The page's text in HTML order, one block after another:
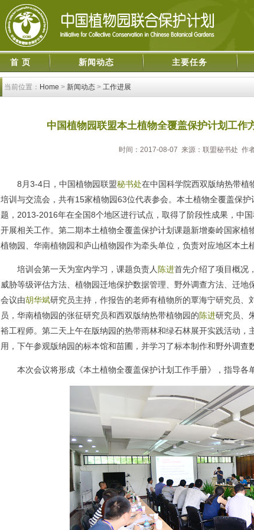
首 页 新闻动态 主要任务
当前位置： Home > 新闻动态 > 工作进展
中国植物园联盟本土植物全覆盖保护计划工作
时间：2017-08-07 来源：联盟秘书处 作
8月3-4日，中国植物园联盟秘书处在中国科学院西双版纳热带植
培训与交流会，共有15家植物园63位代表参会。本土植物全覆盖保
题，2013-2016年在全国8个地区进行试点，取得了阶段性成果，中
开展相关工作。第二期本土植物全覆盖保护计划课题新增秦岭国家植
植物园、华南植物园和庐山植物园作为牵头单位，负责对应地区本土
培训会第一天为室内学习，课题负责人 陈进首先介绍了项目概况
威胁等级评估方法、植物园迁地保护数据管理、野外调查方法、迁地
会议由胡华斌研究员主持，作报告的老师有植物所的覃海宁研究员
员，华南植物园的张征研究员和西双版纳热带植物园的陈进研究员、
裕工程师。第二天上午在版纳园的热带雨林和绿石林展开实践活动
用，下午参观版纳园的标本馆和苗圃，并学习了标本制作和野外调查
本次会议将形成《本土植物全覆盖保护计划工作手册》，指导各